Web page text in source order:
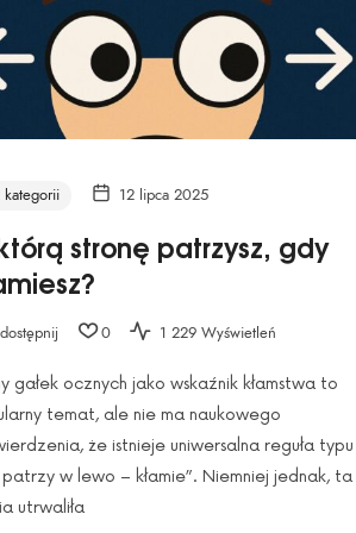
kategorii 12 lipca 2025
stronę patrzysz, gdy
0 1 229 Wyświetleń
gałek ocznych jako wskaźnik kłamstwa to
temat, ale nie ma naukowego
że istnieje uniwersalna reguła typu
patrzy w lewo – kłamie”. Niemniej jednak, ta
utrwaliła